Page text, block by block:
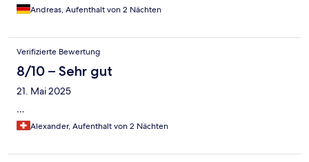
Andreas, Aufenthalt von 2 Nächten
Verifizierte Bewertung
8/10 – Sehr gut
21. Mai 2025
…
Alexander, Aufenthalt von 2 Nächten